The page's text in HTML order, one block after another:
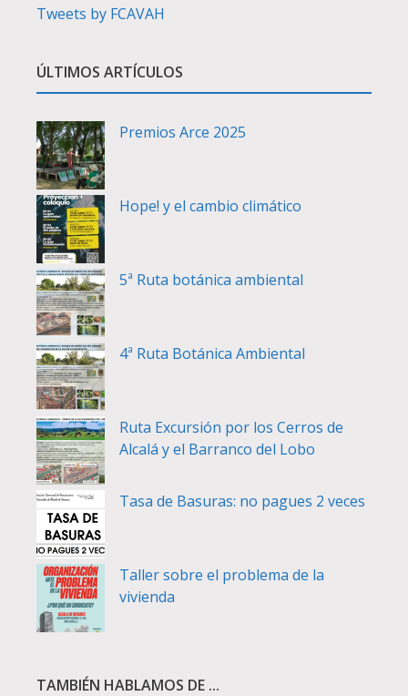
Tweets by FCAVAH
ÚLTIMOS ARTÍCULOS
Premios Arce 2025
Hope! y el cambio climático
5ª Ruta botánica ambiental
4ª Ruta Botánica Ambiental
Ruta Excursión por los Cerros de
Alcalá y el Barranco del Lobo
Tasa de Basuras: no pagues 2 veces
Taller sobre el problema de la
vivienda
TAMBIÉN HABLAMOS DE ...